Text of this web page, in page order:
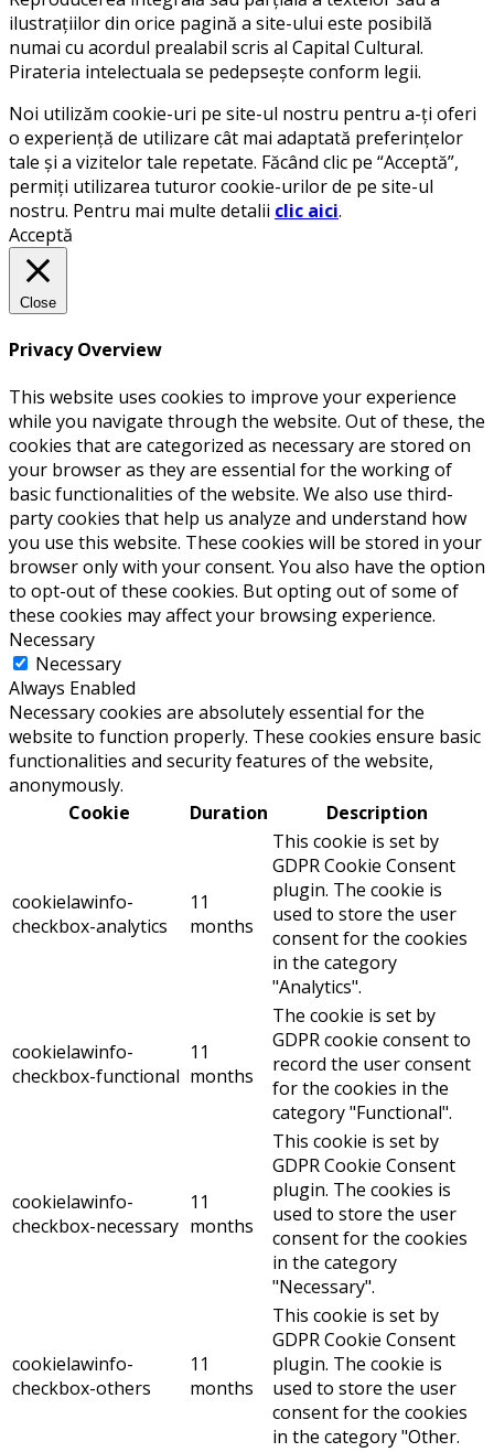
ilustrațiilor din orice pagină a site-ului este posibilă
numai cu acordul prealabil scris al Capital Cultural.
Pirateria intelectuala se pedepsește conform legii.
Noi utilizăm cookie-uri pe site-ul nostru pentru a-ți oferi
o experiență de utilizare cât mai adaptată preferințelor
tale și a vizitelor tale repetate. Făcând clic pe “Acceptă”,
permiți utilizarea tuturor cookie-urilor de pe site-ul
nostru. Pentru mai multe detalii clic aici.
Acceptă
Close
Privacy Overview
This website uses cookies to improve your experience
while you navigate through the website. Out of these, the
cookies that are categorized as necessary are stored on
your browser as they are essential for the working of
basic functionalities of the website. We also use third-
party cookies that help us analyze and understand how
you use this website. These cookies will be stored in your
browser only with your consent. You also have the option
to opt-out of these cookies. But opting out of some of
these cookies may affect your browsing experience.
Necessary
Necessary
Always Enabled
Necessary cookies are absolutely essential for the
website to function properly. These cookies ensure basic
functionalities and security features of the website,
anonymously.
Cookie
Duration Description
cookielawinfo-
checkbox-analytics
11
months
This cookie is set by
GDPR Cookie Consent
plugin. The cookie is
used to store the user
consent for the cookies
in the category
"Analytics".
cookielawinfo-
checkbox-functional
11
months
The cookie is set by
GDPR cookie consent to
record the user consent
for the cookies in the
category "Functional".
cookielawinfo-
checkbox-necessary
11
months
This cookie is set by
GDPR Cookie Consent
plugin. The cookies is
used to store the user
consent for the cookies
in the category
"Necessary".
cookielawinfo-
checkbox-others
11
months
This cookie is set by
GDPR Cookie Consent
plugin. The cookie is
used to store the user
consent for the cookies
in the category "Other.